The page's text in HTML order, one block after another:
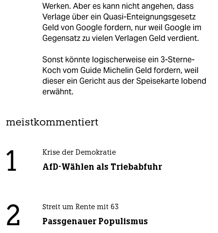
Werken. Aber es kann nicht angehen, dass
Verlage über ein Quasi-Enteignungsgesetz
Geld von Google fordern, nur weil Google im
Gegensatz zu vielen Verlagen Geld verdient.
Sonst könnte logischerweise ein 3-Sterne-
Koch vom Guide Michelin Geld fordern, weil
dieser ein Gericht aus der Speisekarte lobend
erwähnt.
meistkommentiert
1 Krise der Demokratie
AfD-Wählen als Triebabfuhr
2 Streit um Rente mit 63
Passgenauer Populismus